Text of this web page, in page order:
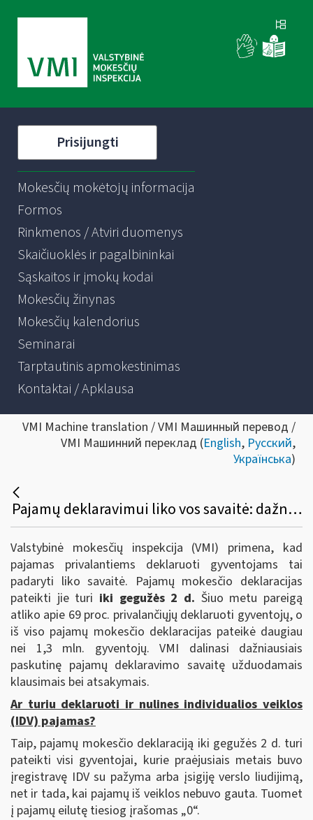
Prisijungti
Mokesčių mokėtojų informacija
Formos
Rinkmenos / Atviri duomenys
Skaičiuoklės ir pagalbininkai
Sąskaitos ir įmokų kodai
Mokesčių žinynas
Mokesčių kalendorius
Seminarai
Tarptautinis apmokestinimas
Kontaktai / Apklausa
VMI Machine translation / VMI Машинный перевод /
VMI Машинний переклад (English, Русский,
Українська)
Pajamų deklaravimui liko vos savaitė: dažniausiai užduodami klausimai
Valstybinė mokesčių inspekcija (VMI) primena, kad
pajamas privalantiems deklaruoti gyventojams tai
padaryti liko savaitė. Pajamų mokesčio deklaracijas
pateikti jie turi iki gegužės 2 d. Šiuo metu pareigą
atliko apie 69 proc. privalančiųjų deklaruoti gyventojų, o
iš viso pajamų mokesčio deklaracijas pateikė daugiau
nei 1,3 mln. gyventojų. VMI dalinasi dažniausiais
paskutinę pajamų deklaravimo savaitę užduodamais
klausimais bei atsakymais.
Ar turiu deklaruoti ir nulines individualios veiklos
(IDV) pajamas?
Taip, pajamų mokesčio deklaraciją iki gegužės 2 d. turi
pateikti visi gyventojai, kurie praėjusiais metais buvo
įregistravę IDV su pažyma arba įsigiję verslo liudijimą,
net ir tada, kai pajamų iš veiklos nebuvo gauta. Tuomet
į pajamų eilutę tiesiog įrašomas „0“.